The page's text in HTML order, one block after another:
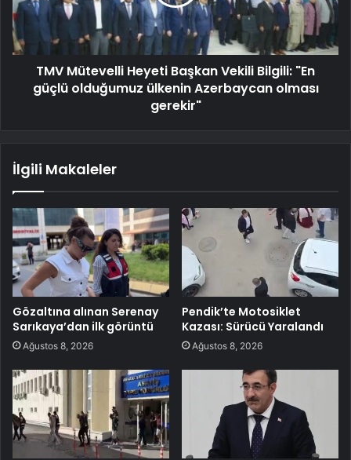
TMV Mütevelli Heyeti Başkan Vekili Bilgili: "En
güçlü olduğumuz ülkenin Azerbaycan olması
gerekir"
İlgili Makaleler
Gözaltına alınan Serenay
Sarıkaya’dan ilk görüntü
Ağustos 8, 2026
Pendik’te Motosiklet
Kazası: Sürücü Yaralandı
Ağustos 8, 2026